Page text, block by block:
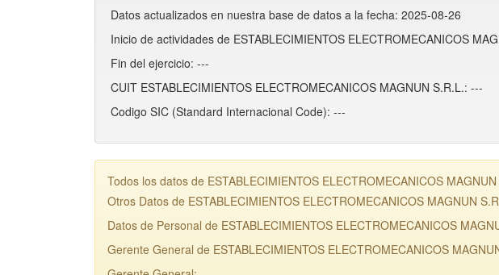
Datos actualizados en nuestra base de datos a la fecha: 2025-08-26
Inicio de actividades de ESTABLECIMIENTOS ELECTROMECANICOS
Fin del ejercicio: ---
CUIT ESTABLECIMIENTOS ELECTROMECANICOS MAGNUN S.R.L.: ---
Codigo SIC (Standard Internacional Code): ---
Todos los datos de ESTABLECIMIENTOS ELECTROMECANICOS
Otros Datos de ESTABLECIMIENTOS ELECTROMECANICOS MAGNUN
Datos de Personal de ESTABLECIMIENTOS ELECTROMECANICOS
Gerente General de ESTABLECIMIENTOS ELECTROMECANICOS